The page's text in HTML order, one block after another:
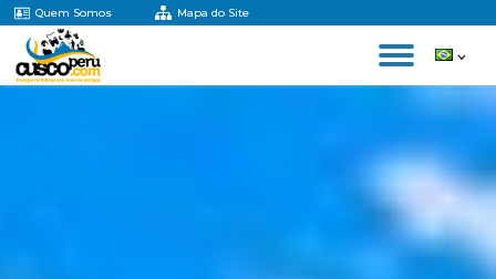
Quem Somos Mapa do Site